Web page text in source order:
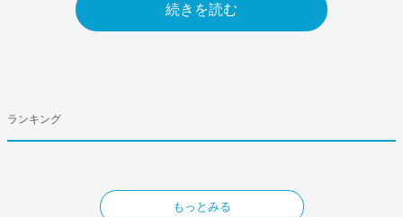
続きを読む
ランキング
もっとみる